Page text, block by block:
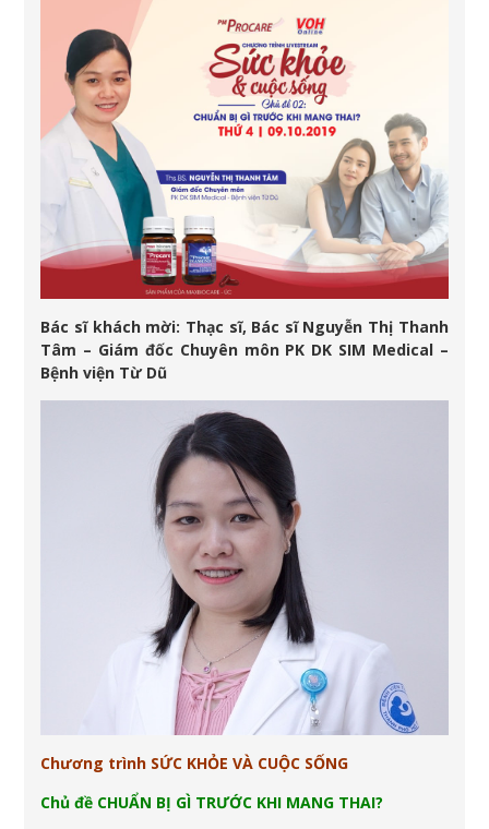
Bác sĩ khách mời: Thạc sĩ, Bác sĩ Nguyễn Thị Thanh
Tâm – Giám đốc Chuyên môn PK DK SIM Medical –
Bệnh viện Từ Dũ
Chương trình SỨC KHỎE VÀ CUỘC SỐNG
Chủ đề CHUẨN BỊ GÌ TRƯỚC KHI MANG THAI?